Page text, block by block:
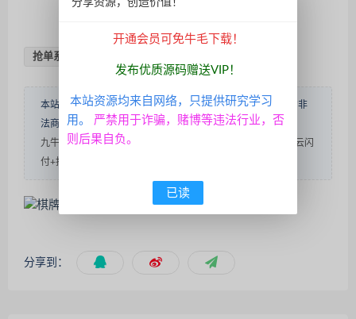
抢单系统
本站源码仅做学术研究，自娱自乐使用，不得用于赌博性质的非
法商业用途！转载请说明出处！
内容投诉
九牛源码»盛大大财神多功能完美运营微信+支付宝+银行卡+云闪
付+抢单系统跑分系统源码+完整数据
分享到：
分享资源，创造价值！
开通会员可免牛毛下载！
发布优质源码赠送VIP！
本站资源均来自网络，只提供研究学习
用。
严禁用于诈骗，赌博等违法行业，否
则后果自负。
已读